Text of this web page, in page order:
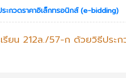
ะกวดราคาอิเล็กทรอนิกส์ (e-bidding)
รียน 212ล./57-ก ด้วยวิธีประ